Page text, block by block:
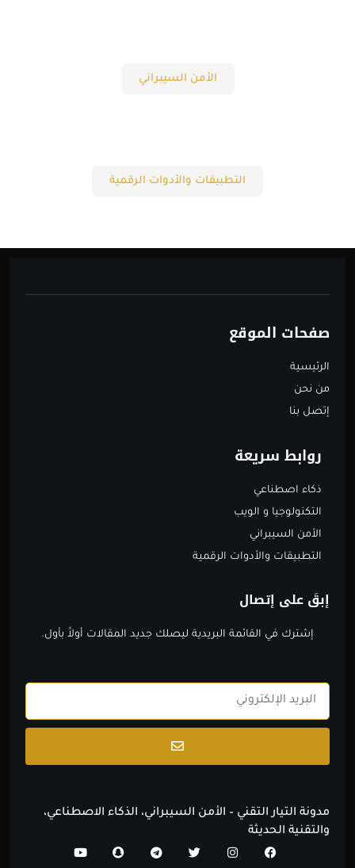
الأمن السيبراني
التطبيقات والأدوات الرقمية
صفحات الموقع
الرئيسية
من نحن
إتصل بنا
روابط سريعة
ذكاء اصطناعي
التكنولوجيا و الويب
الأمن السيبراني
التطبيقات والأدوات الرقمية
إبقَ على إتصال
إشترك في القائمة البريدية ليصلك جديد المقالات أولاََ بأول.
Email
مدونة التيار التقني – الأمن السيبراني، الذكاء الاصطناعي،
والتقنية الحديثة
F
a
I
n
T
w
T
e
S
n
Y
o